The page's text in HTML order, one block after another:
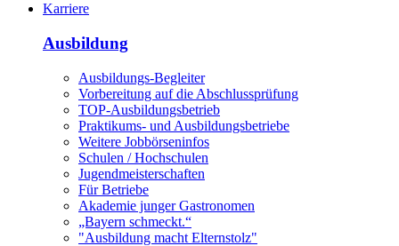
Karriere
Ausbildung
Ausbildungs-Begleiter
Vorbereitung auf die Abschlussprüfung
TOP-Ausbildungsbetrieb
Praktikums- und Ausbildungsbetriebe
Weitere Jobbörseninfos
Schulen / Hochschulen
Jugendmeisterschaften
Für Betriebe
Akademie junger Gastronomen
„Bayern schmeckt.“
"Ausbildung macht Elternstolz"